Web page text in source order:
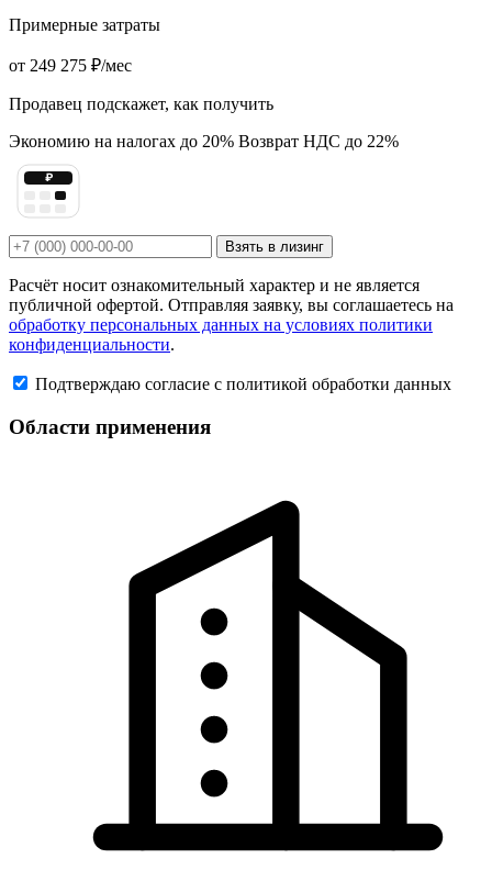
Примерные затраты
от 249 275 ₽/мес
Продавец подскажет, как получить
Экономию на налогах до 20% Возврат НДС до 22%
₽
Взять в лизинг
Расчёт носит ознакомительный характер и не является
публичной офертой. Отправляя заявку, вы соглашаетесь на
обработку персональных данных на условиях политики
конфиденциальности.
Подтверждаю согласие с политикой обработки данных
Области применения